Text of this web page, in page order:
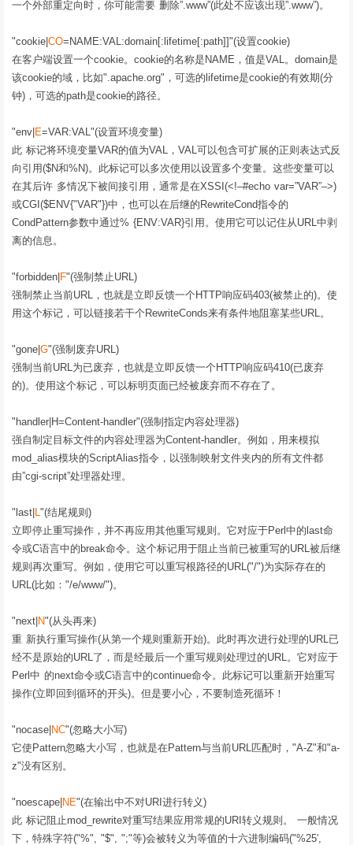
一个外部重定向时，你可能需要 删除”.www”(此处不应该出现”.www”)。
"cookie|CO=NAME:VAL:domain[:lifetime[:path]]"(设置cookie)
在客户端设置一个cookie。cookie的名称是NAME，值是VAL。domain是
该cookie的域，比如".apache.org"，可选的lifetime是cookie的有效期(分
钟)，可选的path是cookie的路径。
"env|E=VAR:VAL"(设置环境变量)
此 标记将环境变量VAR的值为VAL，VAL可以包含可扩展的正则表达式反
向引用($N和%N)。此标记可以多次使用以设置多个变量。这些变量可以
在其后许 多情况下被间接引用，通常是在XSSI(<!–#echo var=”VAR”–>)
或CGI($ENV{"VAR"})中，也可以在后继的RewriteCond指令的
CondPattern参数中通过% {ENV:VAR}引用。使用它可以记住从URL中剥
离的信息。
"forbidden|F"(强制禁止URL)
强制禁止当前URL，也就是立即反馈一个HTTP响应码403(被禁止的)。使
用这个标记，可以链接若干个RewriteConds来有条件地阻塞某些URL。
"gone|G"(强制废弃URL)
强制当前URL为已废弃，也就是立即反馈一个HTTP响应码410(已废弃
的)。使用这个标记，可以标明页面已经被废弃而不存在了。
"handler|H=Content-handler"(强制指定内容处理器)
强自制定目标文件的内容处理器为Content-handler。例如，用来模拟
mod_alias模块的ScriptAlias指令，以强制映射文件夹内的所有文件都
由”cgi-script”处理器处理。
"last|L "(结尾规则)
立即停止重写操作，并不再应用其他重写规则。它对应于Perl中的last命
令或C语言中的break命令。这个标记用于阻止当前已被重写的URL被后继
规则再次重写。例如，使用它可以重写根路径的URL("/")为实际存在的
URL(比如："/e/www/")。
"next|N"(从头再来)
重 新执行重写操作(从第一个规则重新开始)。此时再次进行处理的URL已
经不是原始的URL了，而是经最后一个重写规则处理过的URL。它对应于
Perl中 的next命令或C语言中的continue命令。此标记可以重新开始重写
操作(立即回到循环的开头)。但是要小心，不要制造死循环！
"nocase|NC"(忽略大小写)
它使Pattern忽略大小写，也就是在Pattern与当前URL匹配时，"A-Z"和"a-
z"没有区别。
"noescape|NE"(在输出中不对URI进行转义)
此 标记阻止mod_rewrite对重写结果应用常规的URI转义规则。 一般情况
下，特殊字符("%", "$", ";"等)会被转义为等值的十六进制编码("%25′,